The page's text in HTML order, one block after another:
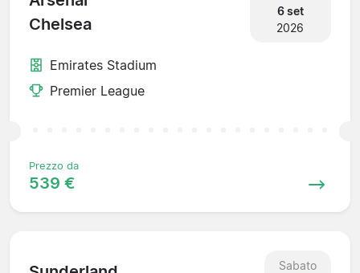
Chelsea
6 set
2026
Emirates Stadium
Premier League
Prezzo da
539 €
Sabato